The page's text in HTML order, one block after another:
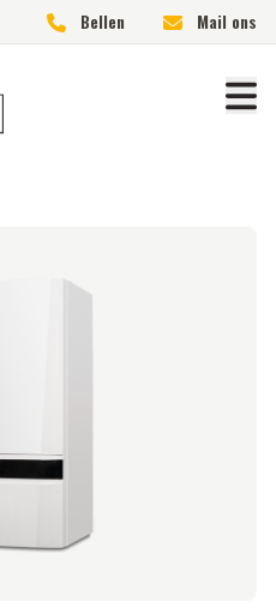
Bellen Mail ons